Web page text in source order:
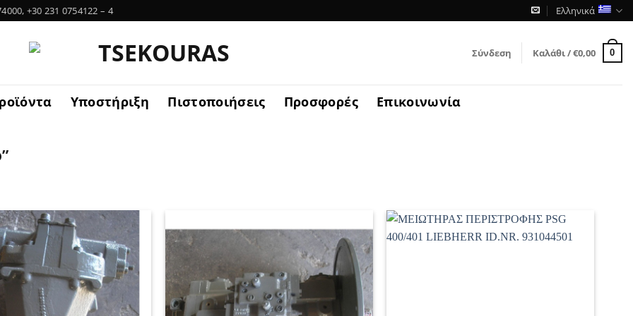
+30 231 0754122 – 4 Ελληνικά
Σύνδεση Καλάθι /€0,00 0
Υποστήριξη Πιστοποιήσεις Προσφορές Επικοινωνία